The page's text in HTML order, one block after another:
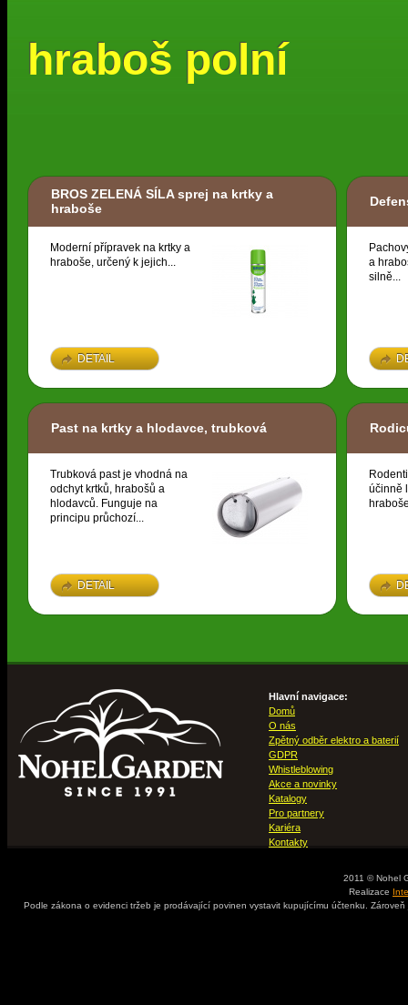
hraboš polní
BROS ZELENÁ SÍLA sprej na krtky a
hraboše
Moderní přípravek na krtky a
hraboše, určený k jejich...
DETAIL
a
silně...
Past na krtky a hlodavce, trubková
Trubková past je vhodná na
odchyt krtků, hrabošů a
hlodavců. Funguje na
principu průchozí...
DETAIL
účinně
Hlavní navigace:
Domů
O nás
Zpětný odběr elektro a baterií
GDPR
Whistleblowing
Akce a novinky
Katalogy
Pro partnery
Kariéra
Kontakty
2011 © Nohel
Realizace
Podle zákona o evidenci tržeb je prodávající povinen vystavit kupujícímu účtenku.